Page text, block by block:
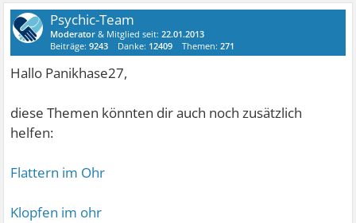
Psychic-Team
Moderator & Mitglied seit:22.01.2013
Beiträge:9243 Danke: 12409 Themen:271
Hallo Panikhase27,
diese Themen könnten dir auch noch zusätzlich
helfen:
Flattern im Ohr
Klopfen im ohr